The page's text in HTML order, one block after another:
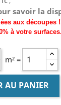
savoir la
aux découpes !
àvotre surfaces.
m² =
AU PANIER